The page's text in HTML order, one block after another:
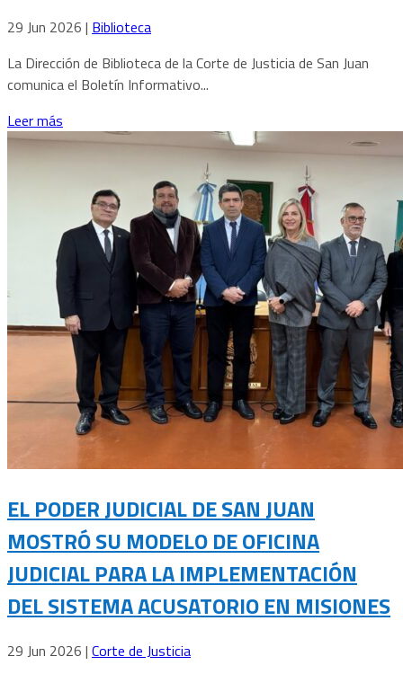
29 Jun 2026 | Biblioteca
La Dirección de Biblioteca de la Corte de Justicia de San Juan
comunica el Boletín Informativo...
Leer más
EL PODER JUDICIAL DE SAN JUAN
MOSTRÓ SU MODELO DE OFICINA
JUDICIAL PARA LA IMPLEMENTACIÓN
DEL SISTEMA ACUSATORIO EN MISIONES
29 Jun 2026 | Corte de Justicia